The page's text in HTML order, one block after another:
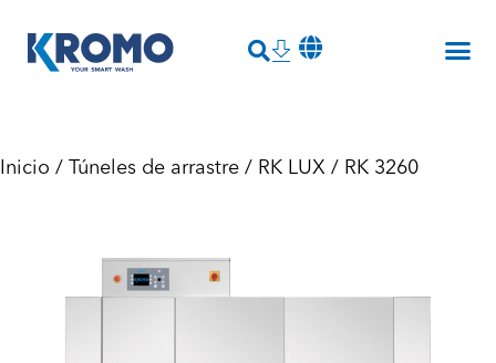
Inicio / Túneles de arrastre / RK LUX / RK 3260